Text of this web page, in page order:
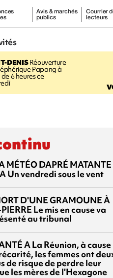
Avis & marchés
publics
Courrier
lecteurs
DENISRéouverture
Papang à
6 heures ce
MÉTÉO DAPRÉ MATANTE
Un vendredi sous le vent
D'UNE GRAMOUNE À
Le mis en cause va
au tribunal
A La Réunion, à cause
les femmes ont
de risque de perdre leur
les mères de l'Hexagone